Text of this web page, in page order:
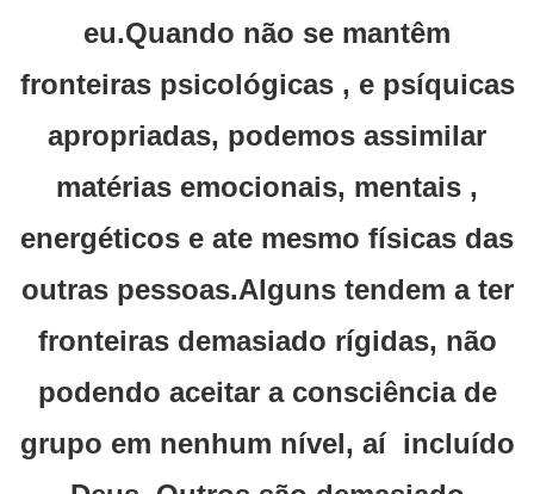
eu.Quando não se mantêm
fronteiras psicológicas , e psíquicas
apropriadas, podemos assimilar
matérias emocionais, mentais ,
energéticos e ate mesmo físicas das
outras pessoas.Alguns tendem a ter
fronteiras demasiado rígidas, não
podendo aceitar a consciência de
grupo em nenhum nível, aí incluído